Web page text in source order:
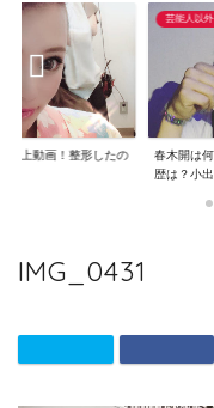
炎上動画！整形したの
芸能人以外
春木開は
歴は？小
IMG_0431